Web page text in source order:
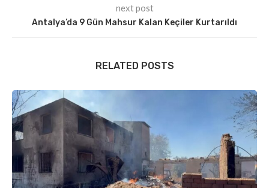
next post
Antalya’da 9 Gün Mahsur Kalan Keçiler Kurtarıldı
RELATED POSTS